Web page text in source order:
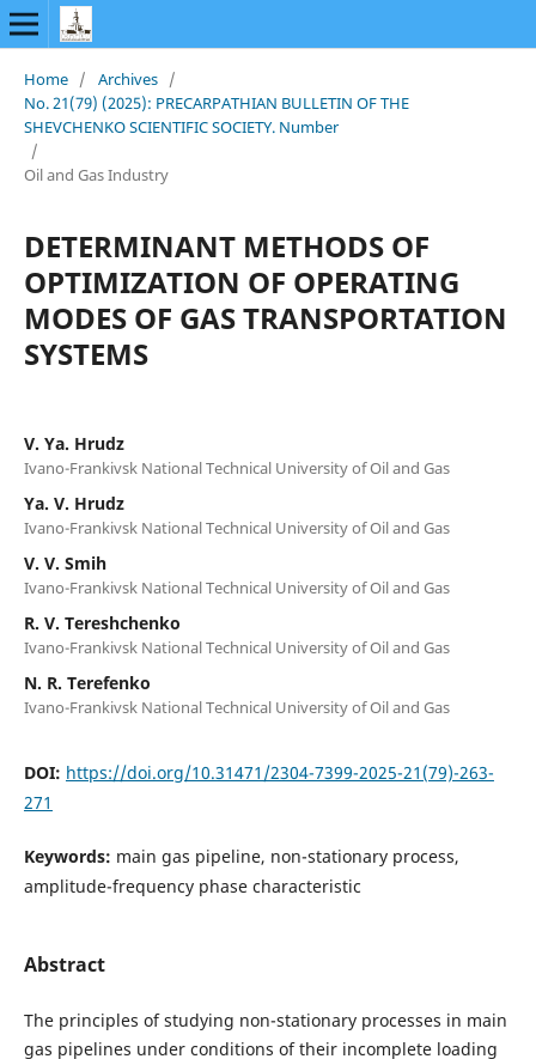
Home / Archives /
No. 21(79) (2025): PRECARPATHIAN BULLETIN OF THE
SHEVCHENKO SCIENTIFIC SOCIETY. Number
/
Oil and Gas Industry
DETERMINANT METHODS OF
OPTIMIZATION OF OPERATING
MODES OF GAS TRANSPORTATION
SYSTEMS
V. Ya. Hrudz
Ivano-Frankivsk National Technical University of Oil and Gas
Ya. V. Hrudz
Ivano-Frankivsk National Technical University of Oil and Gas
V. V. Smih
Ivano-Frankivsk National Technical University of Oil and Gas
R. V. Tereshchenko
Ivano-Frankivsk National Technical University of Oil and Gas
N. R. Terefenko
Ivano-Frankivsk National Technical University of Oil and Gas
DOI: https://doi.org/10.31471/2304-7399-2025-21(79)-263-
271
Keywords: main gas pipeline, non-stationary process,
amplitude-frequency phase characteristic
Abstract
The principles of studying non-stationary processes in main
gas pipelines under conditions of their incomplete loading